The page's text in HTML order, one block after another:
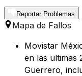
Reportar Problemas
Mapa de Fallos
Movistar
en las ultimas
Guerrero,